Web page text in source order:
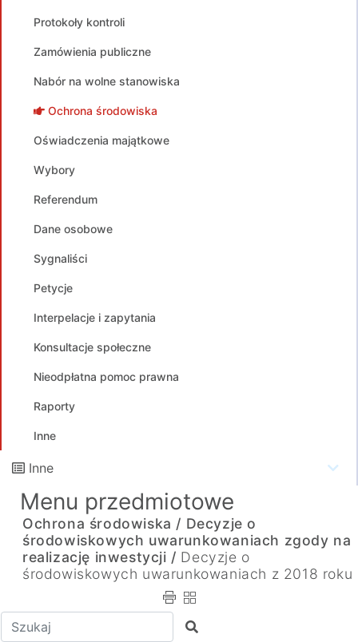
Protokoły kontroli
Zamówienia publiczne
Nabór na wolne stanowiska
Ochrona środowiska
Oświadczenia majątkowe
Wybory
Referendum
Dane osobowe
Sygnaliści
Petycje
Interpelacje i zapytania
Konsultacje społeczne
Nieodpłatna pomoc prawna
Raporty
Inne
Inne
Menu przedmiotowe
Ochrona środowiska / Decyzje o
środowiskowych uwarunkowaniach zgody na
realizację inwestycji / Decyzje o
środowiskowych uwarunkowaniach z 2018 roku
Wpisz tekst do wyszukania Szukaj